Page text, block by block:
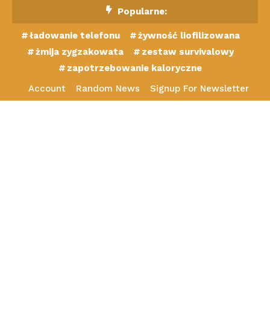
Content
Popularne:
ładowanie telefonu
żywność liofilizowana
żmija zygzakowata
zestaw survivalowy
zapotrzebowanie kaloryczne
Account
Random News Signup For Newsletter